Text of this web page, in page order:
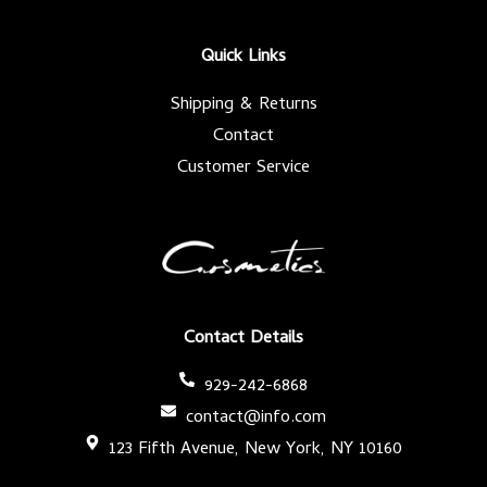
Contact Details
929-242-6868
contact@info.com
123 Fifth Avenue, New York, NY 10160
Quick Links
Shipping & Returns
Contact
Customer Service